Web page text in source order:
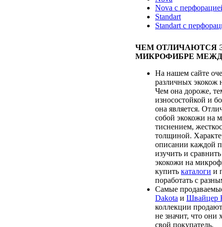
Nova с
Standart
Standart с
ЧЕМ ОТЛИЧАЮТСЯ
МИКРОФИБРЕ
На нашем сайте
различных экокож
Чем она дороже,
износостойкой и
она является.
собой экокожи на
тиснением,
толщиной.
описании каждой
изучить и
экокожи на
купить каталоги и
поработать с
Самые
Dakota и Швайцер
коллекции
не значит, что
свой покупатель.